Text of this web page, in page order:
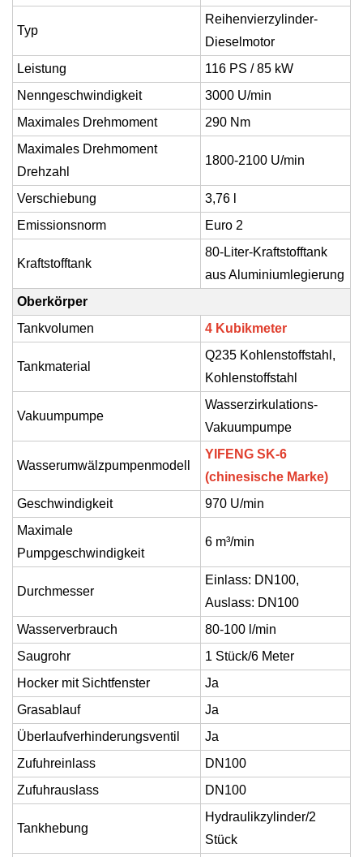
Typ
Reihenvierzylinder-
Dieselmotor
Leistung
116 PS / 85 kW
Nenngeschwindigkeit
3000 U/min
Maximales Drehmoment
290 Nm
Maximales Drehmoment
Drehzahl
1800-2100 U/min
Verschiebung
3,76 l
Emissionsnorm
Euro 2
Kraftstofftank
80-Liter-Kraftstofftank
aus Aluminiumlegierung
Oberkörper
Tankvolumen
4 Kubikmeter
Tankmaterial
Q235 Kohlenstoffstahl,
Kohlenstoffstahl
Vakuumpumpe
Wasserzirkulations-
Vakuumpumpe
Wasserumwälzpumpenmodell
YIFENG SK-6
(chinesische Marke)
Geschwindigkeit
970 U/min
Maximale
Pumpgeschwindigkeit
6 m³/min
Durchmesser
Einlass: DN100,
Auslass: DN100
Wasserverbrauch
80-100 l/min
Saugrohr
1 Stück/6 Meter
Hocker mit Sichtfenster
Ja
Grasablauf
Ja
Überlaufverhinderungsventil
Ja
Zufuhreinlass
DN100
Zufuhrauslass
DN100
Tankhebung
Hydraulikzylinder/2
Stück